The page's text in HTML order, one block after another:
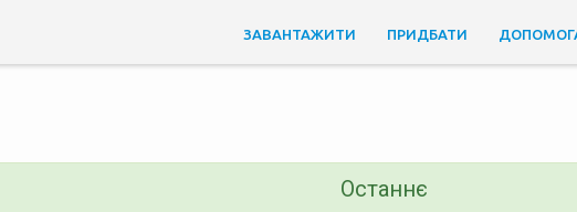
ЗАВАНТАЖИТИ ПРИДБАТИ
Останнє